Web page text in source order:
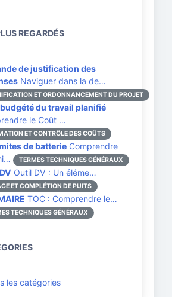
REGARDÉS
de justification des
Naviguer dans la de…
ET ORDONNANCEMENT DU PROJET
du travail planifié
le Coût …
ET CONTRÔLE DES COÛTS
de batterie Comprendre
TERMES TECHNIQUES GÉNÉRAUX
Outil DV : Un éléme…
ET COMPLÉTION DE PUITS
TOC : Comprendre le…
TECHNIQUES GÉNÉRAUX
les catégories